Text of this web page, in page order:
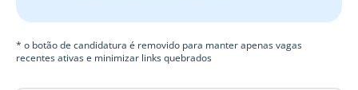
* o botão de candidatura é removido para manter apenas vagas
recentes ativas e minimizar links quebrados